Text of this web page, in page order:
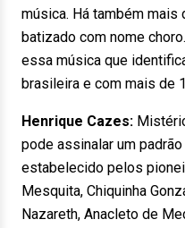
música. Há também
batizado com nome
essa música que
brasileira e com mais de
Henrique Cazes:
pode assinalar um
estabelecido pelos
Mesquita, Chiquinha
Nazareth, Anacleto de